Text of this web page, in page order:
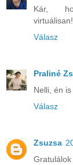
Kár,
Válasz
Praliné
Nelli, én
Válasz
Zsuzsa